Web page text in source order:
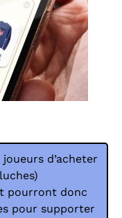
d’acheter
pourront donc
pour supporter